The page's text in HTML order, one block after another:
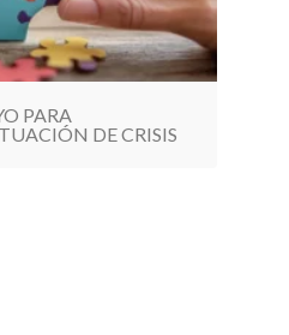
PARA
DE CRISIS